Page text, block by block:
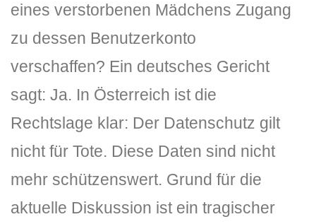
eines verstorbenen Mädchens Zugang
zu dessen Benutzerkonto
verschaffen? Ein deutsches Gericht
sagt: Ja. In Österreich ist die
Rechtslage klar: Der Datenschutz gilt
nicht für Tote. Diese Daten sind nicht
mehr schützenswert. Grund für die
aktuelle Diskussion ist ein tragischer